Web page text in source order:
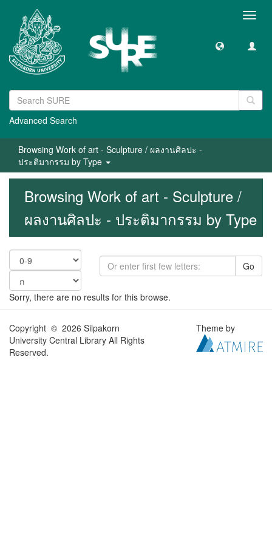
Advanced Search
Browsing Work of art - Sculpture / ผลงานศิลปะ -
ประติมากรรม by Type
Browsing Work of art - Sculpture /
ผลงานศิลปะ - ประติมากรรม by Type
Go
Sorry, there are no results for this browse.
Copyright © 2026 Silpakorn
University Central Library All Rights
Reserved.
Theme by